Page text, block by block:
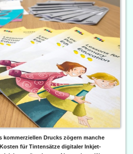
kommerziellen Drucks zögern manche
für Tintensätze digitaler Inkjet-